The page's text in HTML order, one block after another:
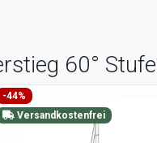
60°
-44%
Versandkostenfrei